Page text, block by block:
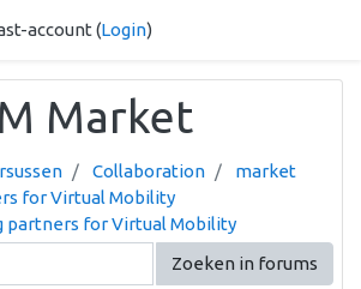
account (Login)
Market
Collaboration
market
for Virtual Mobility
partners for Virtual Mobility
Zoeken in forums